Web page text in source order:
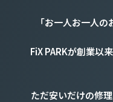
「お一人お一人
FiX PARKが創業以
ただ安いだけの修